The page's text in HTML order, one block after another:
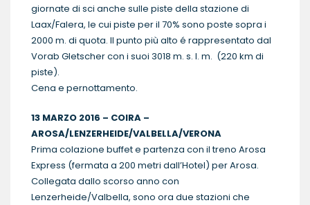
giornate di sci anche sulle piste della stazione di
Laax/Falera, le cui piste per il 70% sono poste sopra i
2000 m. di quota. Il punto più alto é rappresentato dal
Vorab Gletscher con i suoi 3018 m. s. l. m. (220 km di
piste).
Cena e pernottamento.
13 MARZO 2016 – COIRA –
AROSA/LENZERHEIDE/VALBELLA/VERONA
Prima colazione buffet e partenza con il treno Arosa
Express (fermata a 200 metri dall’Hotel) per Arosa.
Collegata dallo scorso anno con
Lenzerheide/Valbella, sono ora due stazioni che